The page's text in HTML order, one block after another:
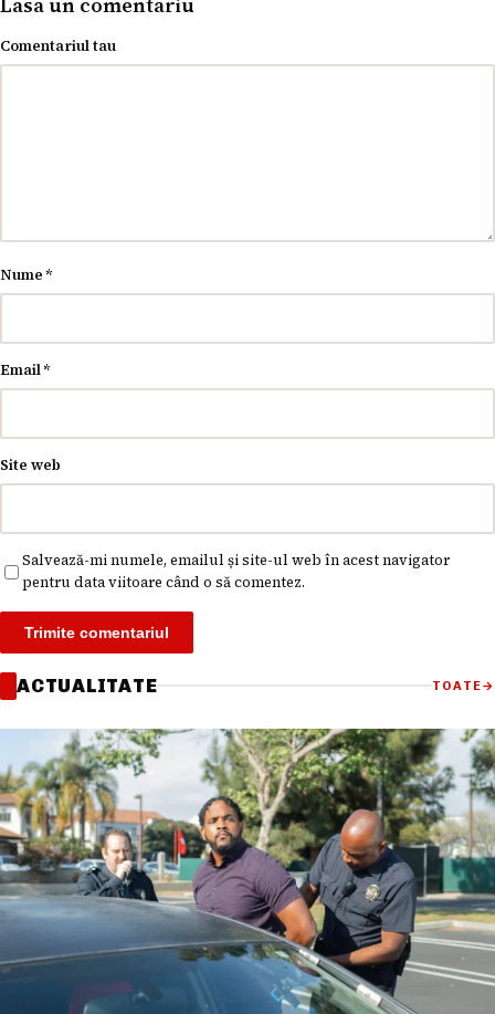
Comentariul tau
Nume*
Email*
Site web
Salvează-mi numele, emailul și site-ul web în acest navigator
pentru data viitoare când o să comentez.
ACTUALITATE TOATE→